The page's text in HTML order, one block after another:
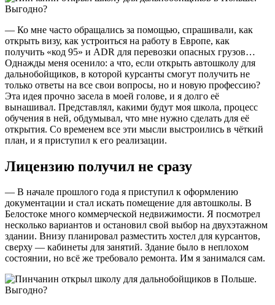
— Ко мне часто обращались за помощью, спрашивали, как
открыть визу, как устроиться на работу в Европе, как
получить «код 95» и ADR для перевозки опасных грузов…
Однажды меня осенило: а что, если открыть автошколу для
дальнобойщиков, в которой курсанты смогут получить не
только ответы на все свои вопросы, но и новую профессию?
Эта идея прочно засела в моей голове, и я долго её
вынашивал. Представлял, какими будут моя школа, процесс
обучения в ней, обдумывал, что мне нужно сделать для её
открытия. Со временем все эти мысли выстроились в чёткий
план, и я приступил к его реализации.
Лицензию получил не сразу
— В начале прошлого года я приступил к оформлению
документации и стал искать помещение для автошколы. В
Белостоке много коммерческой недвижимости. Я посмотрел
несколько вариантов и остановил свой выбор на двухэтажном
здании. Внизу планировал разместить хостел для курсантов,
сверху — кабинеты для занятий. Здание было в неплохом
состоянии, но всё же требовало ремонта. Им я занимался сам.